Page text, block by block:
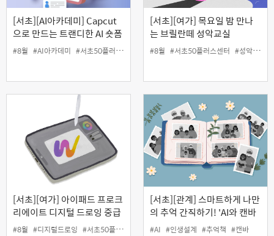
[서초][AI아카데미] Capcut
으로 만드는 트랜디한 AI 숏폼
제작
#8월 #AI아카데미 #서초50플러스센터 #영상편집 #인생설계 #캡컷
[서초][여가] 목요일 밤 만나
는 브릴란떼 성악교실
#8월 #서초50플러스센터 #성악 #야
[서초][여가] 아이패드 프로크
리에이트 디지털 드로잉 중급
과정 (8월)
#8월 #디지털드로잉 #서초50플러스센터 #여가 #인생설계 #중급
[서초][관계] 스마트하게 나만
의 추억 간직하기! 'AI와 캔바
로 나만의 디지털 추억책 만들
#AI #인생설계 #추억책 #캔바